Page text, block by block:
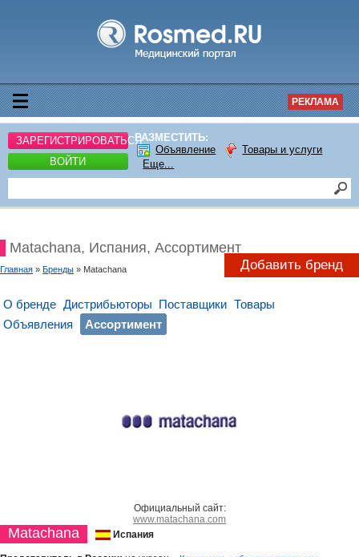
РЕКЛАМА
ЗАРЕГИСТРИРОВАТЬСЯ
ВОЙТИ
РАЗМЕСТИТЬ:
Объявление
Товары и услуги
Еще...
Matachana, Испания, Ассортимент
Главная » Бренды » Matachana Добавить бренд
О бренде Дистрибьюторы Поставщики Товары
Объявления
Ассортимент
Официальный сайт:
www.matachana.com
Matachana Испания